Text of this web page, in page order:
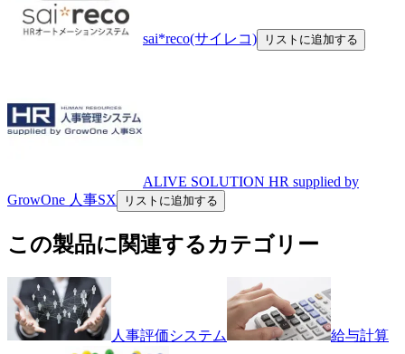
sai*reco(サイレコ) リストに追加する
ALIVE SOLUTION HR supplied by
GrowOne 人事SX
リストに追加する
この製品に関連するカテゴリー
人事評価システム 給与計算